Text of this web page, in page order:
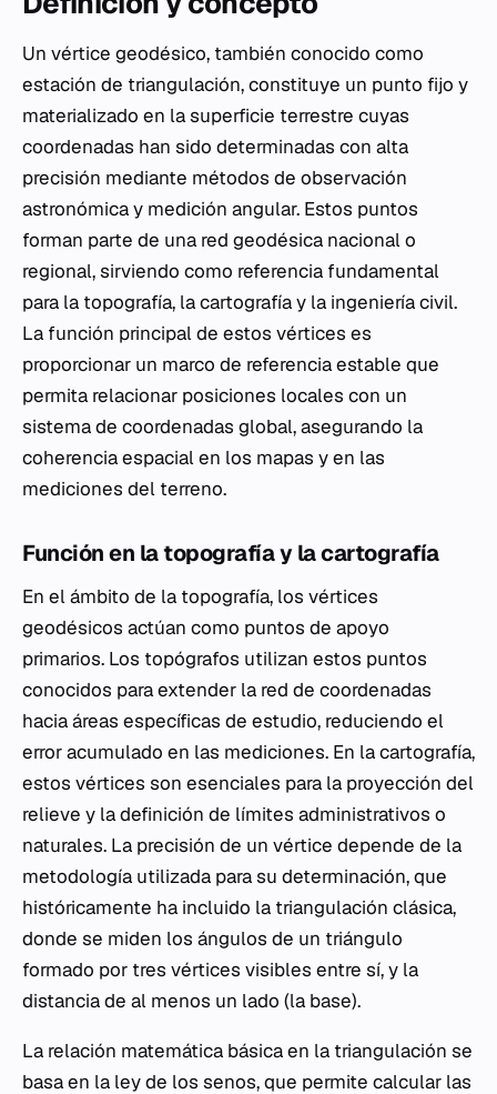
Un vértice geodésico, también conocido como
estación de triangulación, constituye un punto fijo y
materializado en la superficie terrestre cuyas
coordenadas han sido determinadas con alta
precisión mediante métodos de observación
astronómica y medición angular. Estos puntos
forman parte de una red geodésica nacional o
regional, sirviendo como referencia fundamental
para la topografía, la cartografía y la ingeniería civil.
La función principal de estos vértices es
proporcionar un marco de referencia estable que
permita relacionar posiciones locales con un
sistema de coordenadas global, asegurando la
coherencia espacial en los mapas y en las
mediciones del terreno.
Función en la topografía y la cartografía
En el ámbito de la topografía, los vértices
geodésicos actúan como puntos de apoyo
primarios. Los topógrafos utilizan estos puntos
conocidos para extender la red de coordenadas
hacia áreas específicas de estudio, reduciendo el
error acumulado en las mediciones. En la cartografía,
estos vértices son esenciales para la proyección del
relieve y la definición de límites administrativos o
naturales. La precisión de un vértice depende de la
metodología utilizada para su determinación, que
históricamente ha incluido la triangulación clásica,
donde se miden los ángulos de un triángulo
formado por tres vértices visibles entre sí, y la
distancia de al menos un lado (la base).
La relación matemática básica en la triangulación se
basa en la ley de los senos, que permite calcular las